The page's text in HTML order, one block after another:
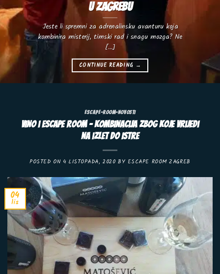
u Zagrebu
Jeste li spremni za adrenalinsku avanturu koja
kombinira misterij, timski rad i snagu mozga? Ne
[...]
CONTINUE READING →
ESCAPE-ROOM-NOVOSTI
Vino i Escape Room – kombinacija zbog koje vrijedi
na izlet do Istre
POSTED ON 4 LISTOPADA, 2020 BY ESCAPE ROOM ZAGREB
04
lis